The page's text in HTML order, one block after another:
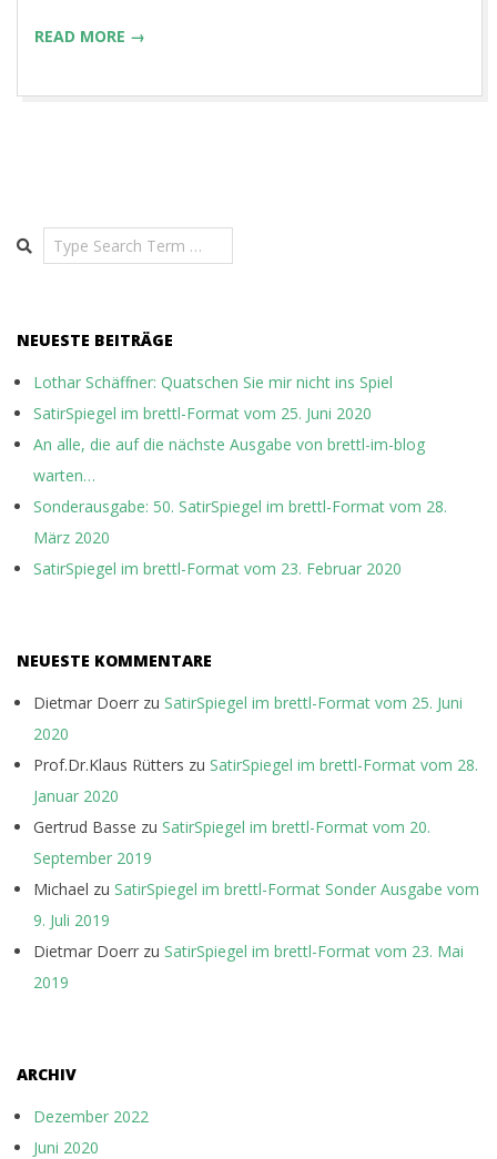
READ MORE →
Search
NEUESTE BEITRÄGE
Lothar Schäffner: Quatschen Sie mir nicht ins Spiel
SatirSpiegel im brettl-Format vom 25. Juni 2020
An alle, die auf die nächste Ausgabe von brettl-im-blog
warten…
Sonderausgabe: 50. SatirSpiegel im brettl-Format vom 28.
März 2020
SatirSpiegel im brettl-Format vom 23. Februar 2020
NEUESTE KOMMENTARE
Dietmar Doerr zu SatirSpiegel im brettl-Format vom 25. Juni
2020
Prof.Dr.Klaus Rütters zu SatirSpiegel im brettl-Format vom 28.
Januar 2020
Gertrud Basse zu SatirSpiegel im brettl-Format vom 20.
September 2019
Michael zu SatirSpiegel im brettl-Format Sonder Ausgabe vom
9. Juli 2019
Dietmar Doerr zu SatirSpiegel im brettl-Format vom 23. Mai
2019
ARCHIV
Dezember 2022
Juni 2020